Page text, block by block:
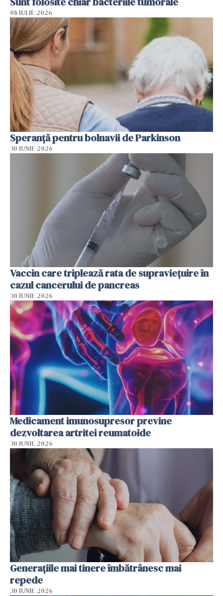
08 IULIE 2026
Speranță pentru bolnavii de Parkinson
30 IUNIE 2026
Vaccin care triplează rata de supraviețuire în
cazul cancerului de pancreas
30 IUNIE 2026
Medicament imunosupresor previne
dezvoltarea artritei reumatoide
30 IUNIE 2026
Generațiile mai tinere îmbătrânesc mai
repede
30 IUNIE 2026